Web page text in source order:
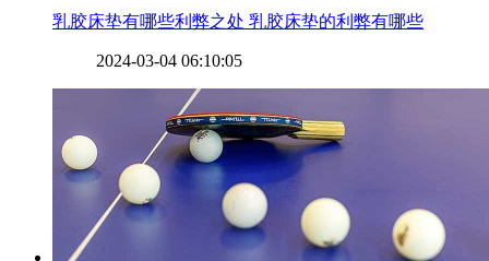
​乳胶床垫有哪些利弊之处 乳胶床垫的利弊有哪些
2024-03-04 06:10:05